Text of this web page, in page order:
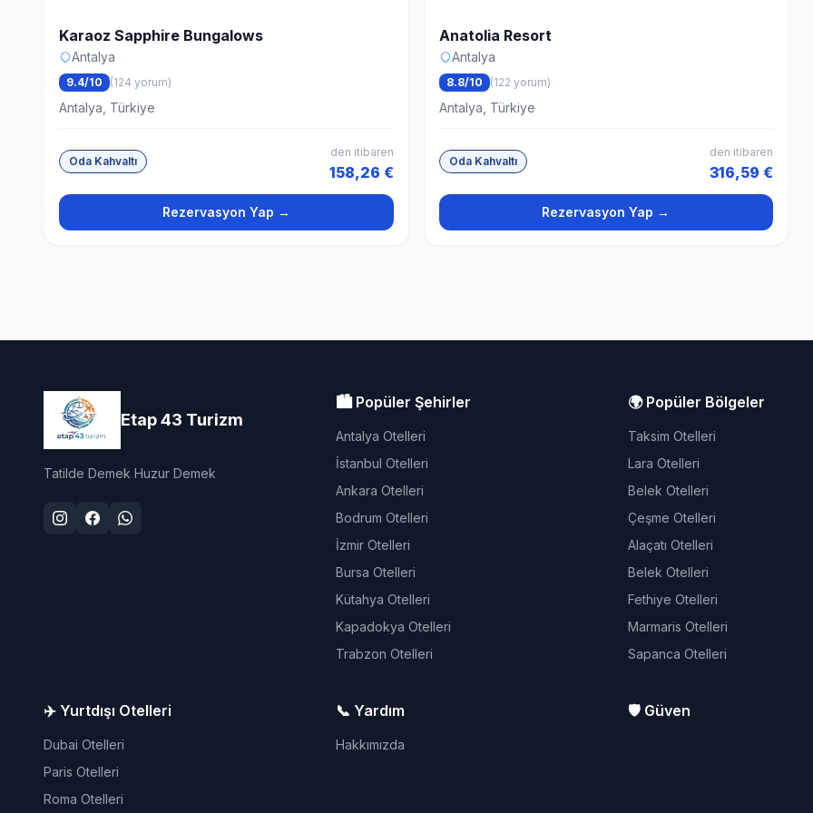
Karaoz Sapphire Bungalows
Antalya
9.4/10 (124 yorum)
Antalya, Türkiye
Oda Kahvaltı
den itibaren
158,26 €
Rezervasyon Yap →
Anatolia Resort
Antalya
8.8/10 (122 yorum)
Antalya, Türkiye
Oda Kahvaltı
den itibaren
316,59 €
Rezervasyon Yap →
Etap 43 Turizm
Tatilde Demek Huzur Demek
🏙️ Popüler Şehirler
Antalya Otelleri
İstanbul Otelleri
Ankara Otelleri
Bodrum Otelleri
İzmir Otelleri
Bursa Otelleri
Kütahya Otelleri
Kapadokya Otelleri
Trabzon Otelleri
🌍 Popüler Bölgeler
Taksim Otelleri
Lara Otelleri
Belek Otelleri
Çeşme Otelleri
Alaçatı Otelleri
Belek Otelleri
Fethiye Otelleri
Marmaris Otelleri
Sapanca Otelleri
✈️ Yurtdışı Otelleri
Dubai Otelleri
Paris Otelleri
Roma Otelleri
📞 Yardım
Hakkımızda
🛡️ Güven